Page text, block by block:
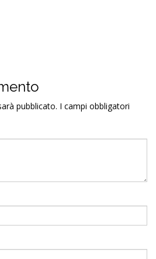
pubblicato. I campi obbligatori